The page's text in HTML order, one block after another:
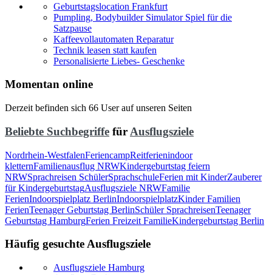
Geburtstagslocation Frankfurt
Pumpling, Bodybuilder Simulator Spiel für die
Satzpause
Kaffeevollautomaten Reparatur
Technik leasen statt kaufen
Personalisierte Liebes- Geschenke
Momentan online
Derzeit befinden sich 66 User auf unseren Seiten
Beliebte Suchbegriffe für Ausflugsziele
Nordrhein-WestfalenFeriencampReitferienindoor
kletternFamilienausflug NRWKindergeburtstag feiern
NRWSprachreisen SchülerSprachschuleFerien mit KinderZauberer
für KindergeburtstagAusflugsziele NRWFamilie
FerienIndoorspielplatz BerlinIndoorspielplatzKinder Familien
FerienTeenager Geburtstag BerlinSchüler SprachreisenTeenager
Geburtstag HamburgFerien Freizeit FamilieKindergeburtstag Berlin
Häufig gesuchte Ausflugsziele
Ausflugsziele Hamburg